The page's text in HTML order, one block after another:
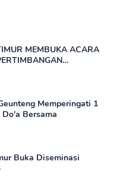
MEMBUKA ACARA
REDISTRIBUSI TANAH
Memperingati 1
Bersama
Buka Diseminasi